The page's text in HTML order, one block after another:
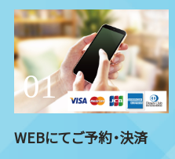
WEBにてご予約・決済